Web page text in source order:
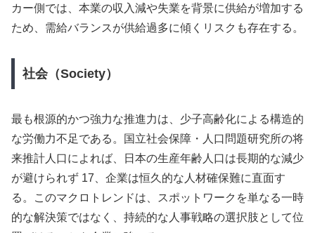
カー側では、本業の収入減や失業を背景に供給が増加する
ため、需給バランスが供給過多に傾くリスクも存在する。
社会（Society）
最も根源的かつ強力な推進力は、少子高齢化による構造的
な労働力不足である。国立社会保障・人口問題研究所の将
来推計人口によれば、日本の生産年齢人口は長期的な減少
が避けられず 17、企業は恒久的な人材確保難に直面す
る。このマクロトレンドは、スポットワークを単なる一時
的な解決策ではなく、持続的な人事戦略の選択肢として位